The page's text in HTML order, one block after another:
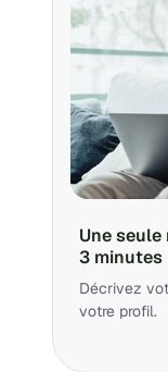
Une seule
3 minutes
Décrivez
votre profil.